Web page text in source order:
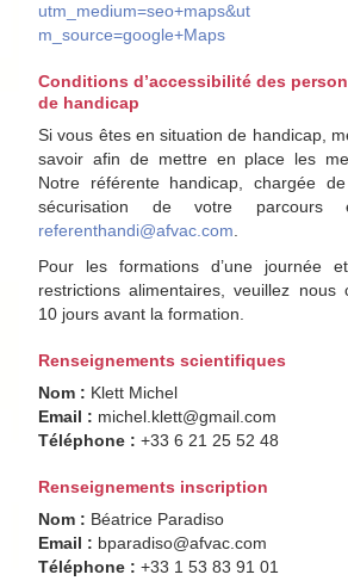
utm_medium=seo+maps&ut
m_source=google+Maps
Conditions d’accessibilité des
de handicap
Si vous êtes en situation de handicap,
savoir afin de mettre en place les
Notre référente handicap, chargée
sécurisation de votre parcours
referenthandi@afvac.com
Pour les formations d’une journée
restrictions alimentaires, veuillez nous
10 jours avant la formation.
Renseignements scientifiques
Nom : Klett Michel
Email : michel.klett@gmail.com
Téléphone : +33 6 21 25 52 48
Renseignements inscription
Nom : Béatrice Paradiso
Email : bparadiso@afvac.com
Téléphone : +33 1 53 83 91 01